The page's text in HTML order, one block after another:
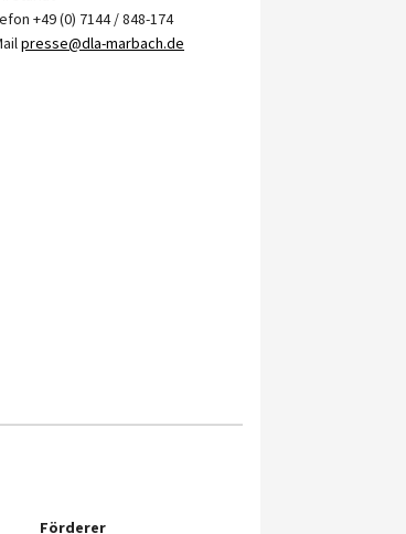
+49 (0) 7144 / 848-174
presse@dla-marbach.de
Förderer